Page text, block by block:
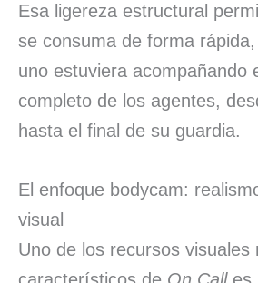
Esa ligereza estructural
se consuma de forma
uno estuviera acompañando
completo de los agentes,
hasta el final de su guardia.
El enfoque bodycam:
visual
Uno de los recursos visuales